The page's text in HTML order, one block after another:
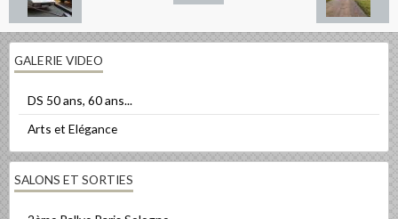
GALERIE VIDEO
DS 50 ans, 60 ans...
Arts et Elégance
SALONS ET SORTIES